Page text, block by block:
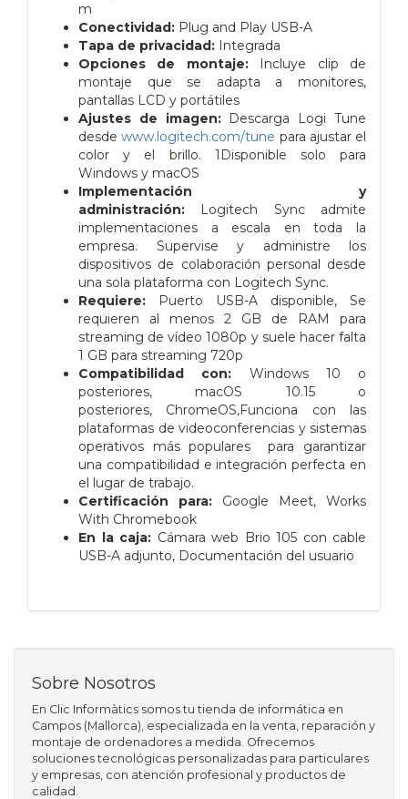
m
Conectividad: Plug and Play USB-A
Tapa de privacidad: Integrada
Opciones de montaje:
Incluye clip de
montaje que se adapta a monitores,
pantallas LCD y portátiles
Ajustes de imagen: Descarga Logi Tune
desdewww.logitech.com/tune para ajustar el
color y el brillo. 1Disponible solo para
Windows y macOS
Implementación y
administración:
Logitech Sync admite
implementaciones a escala en toda la
empresa. Supervise y administre los
dispositivos de colaboración personal desde
una sola plataforma con Logitech Sync.
Requiere:
Puerto USB-A disponible, Se
requieren al menos 2 GB de RAM para
streaming de vídeo 1080p y suele hacer falta
1 GB para streaming 720p
Compatibilidad con: Windows 10 o
posteriores, macOS 10.15 o
posteriores, ChromeOS,Funciona con las
plataformas de videoconferencias y sistemas
operativos más populares para garantizar
una compatibilidad e integración perfecta en
el lugar de trabajo.
Certificación para: Google Meet, Works
With Chromebook
En la caja: Cámara web Brio 105 con cable
USB-A adjunto, Documentación del usuario
Sobre Nosotros
En Clic Informàtics somos tu tienda de informática en
Campos (Mallorca), especializada en la venta, reparación y
montaje de ordenadores a medida. Ofrecemos
soluciones tecnológicas personalizadas para particulares
y empresas, con atención profesional y productos de
calidad.